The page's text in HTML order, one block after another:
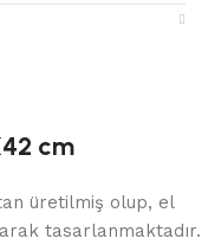
cm
üretilmiş olup, el
tasarlanmaktadır.